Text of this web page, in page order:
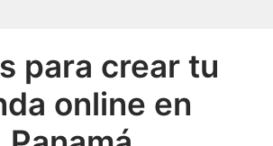
para crear tu
online en